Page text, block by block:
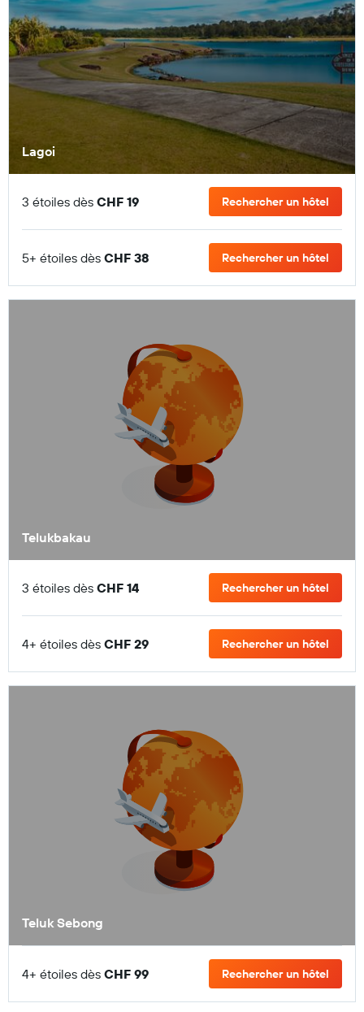
Lagoi
3 étoiles dès CHF 19 Rechercher un hôtel
5+ étoiles dès CHF 38 Rechercher un hôtel
Telukbakau
3 étoiles dès CHF 14 Rechercher un hôtel
4+ étoiles dès CHF 29 Rechercher un hôtel
Teluk Sebong
4+ étoiles dès CHF 99 Rechercher un hôtel